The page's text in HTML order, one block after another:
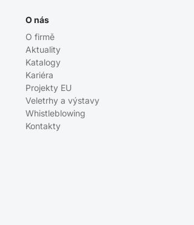
O nás
O firmě
Aktuality
Katalogy
Kariéra
Projekty EU
Veletrhy a výstavy
Whistleblowing
Kontakty